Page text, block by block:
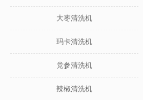
大枣清洗机
玛卡清洗机
党参清洗机
辣椒清洗机